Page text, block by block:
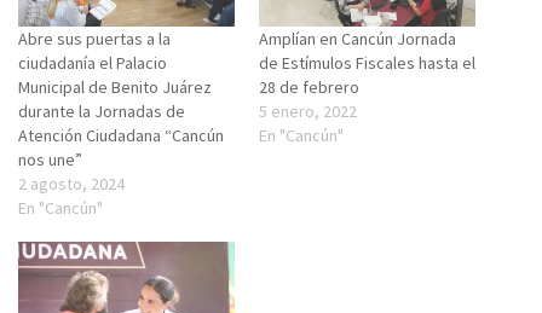
Abre sus puertas a la
ciudadanía el Palacio
Municipal de Benito Juárez
durante la Jornadas de
Atención Ciudadana “Cancún
nos une”
2 agosto, 2024
En "Cancún"
Amplían en Cancún Jornada
de Estímulos Fiscales hasta el
28 de febrero
5 enero, 2022
En "Cancún"